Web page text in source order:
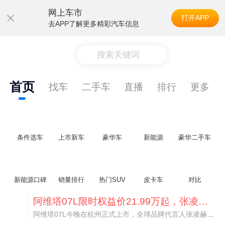
网上车市
去APP了解更多精彩汽车信息
打开APP
搜索关键词
首页 找车 二手车 直播 排行 更多
条件选车 上市新车 豪华车 新能源 豪华二手车
新能源口碑 销量排行 热门SUV 皮卡车 对比
阿维塔07L限时权益价21.99万起，张凌赫成首位车主
阿维塔07L今晚在杭州正式上市，全球品牌代言人张凌赫现场提车，成为这台车的第一位主人。三个版本：Elite纯电版22.99万，Max+后驱纯电版24.99万，Ultra三电机四驱版27.99万。